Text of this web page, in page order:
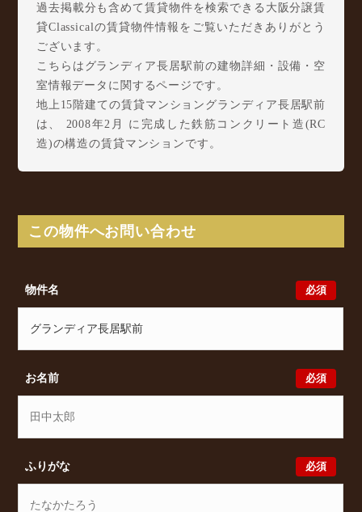
過去掲載分も含めて賃貸物件を検索できる大阪分譲賃
貸Classicalの賃貸物件情報をご覧いただきありがとう
ございます。
こちらはグランディア長居駅前の建物詳細・設備・空
室情報データに関するページです。
地上15階建ての賃貸マンショングランディア長居駅前
は、 2008年2月 に完成した鉄筋コンクリート造(RC
造)の構造の賃貸マンションです。
鶴ケ丘駅 徒歩12分 からアクセスが可能となっており
ます。
じめ、長居3丁目2-26周辺エリアで賃貸物件・マンシ
ョンをお探しでしたら、ぜひ大阪分譲賃貸Classicalま
Classicalでは、お問い合わせ以外にも来店予約及びオ
件をいただきましたら、プロの目線からおすすめの賃
貸物件をご提案いたします。
この物件へお問い合わせ
必須
物件名
必須
お名前
必須
ふりがな